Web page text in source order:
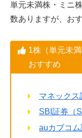
単元未満株・ミニ
数ありますが、お
1株（単元未
おすすめ
マネックス
SBI証券（
auカブコム